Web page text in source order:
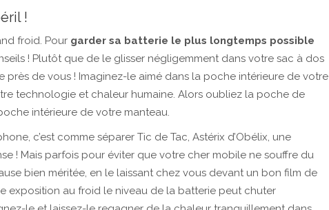
!
froid. Pour garder sa batterie le plus longtemps possible
! Plutôt que de le glisser négligemment dans votre sac à dos
près de vous ! Imaginez-le aimé dans la poche intérieure de votre
technologie et chaleur humaine. Alors oubliez la poche de
intérieure de votre manteau.
c’est comme séparer Tic de Tac, Astérix d’Obélix, une
! Mais parfois pour éviter que votre cher mobile ne souffre du
bien méritée, en le laissant chez vous devant un bon film de
exposition au froid le niveau de la batterie peut chuter